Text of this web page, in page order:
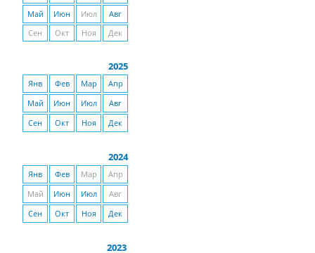
Май
Июн Июл
Авг
Сен
Окт Ноя Дек
2025
Янв Фев Мар
Апр
Май
Июн Июл
Авг
Сен
Окт Ноя Дек
2024
Янв Фев Мар
Апр
Май
Июн Июл
Авг
Сен
Окт Ноя Дек
2023